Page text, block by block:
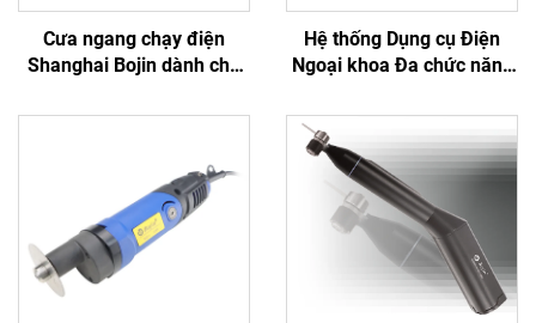
Cưa ngang chạy điện
Shanghai Bojin dành cho
thương khớp Hệ thống
Hệ thống Dụng cụ Điện
Ngoại khoa Đa chức năng
phẫu thuật tích hợp Tất cả
trong một, Máy vặn vít
dùng trong Phẫu thuật
Chấn thương & Khớp